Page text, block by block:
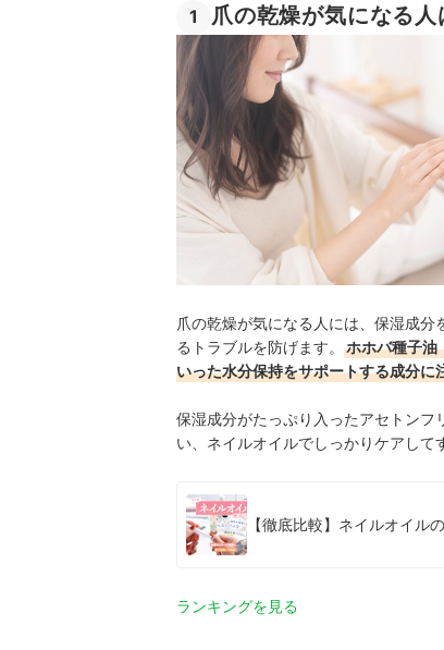
1 爪の乾燥が気になる
爪の乾燥が気になる人には、保湿成
るトラブルを防げます。
ホホバ種子油
いった水分保持をサポートする成分に
保湿成分がたっぷり入ったアセトン
い、ネイルオイルでしっかりケアして
【徹底比較】ネイルオイル
ランキングを見る